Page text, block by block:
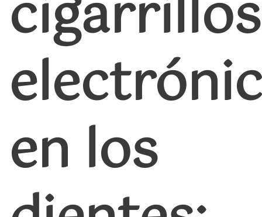
cigarrillos
en los